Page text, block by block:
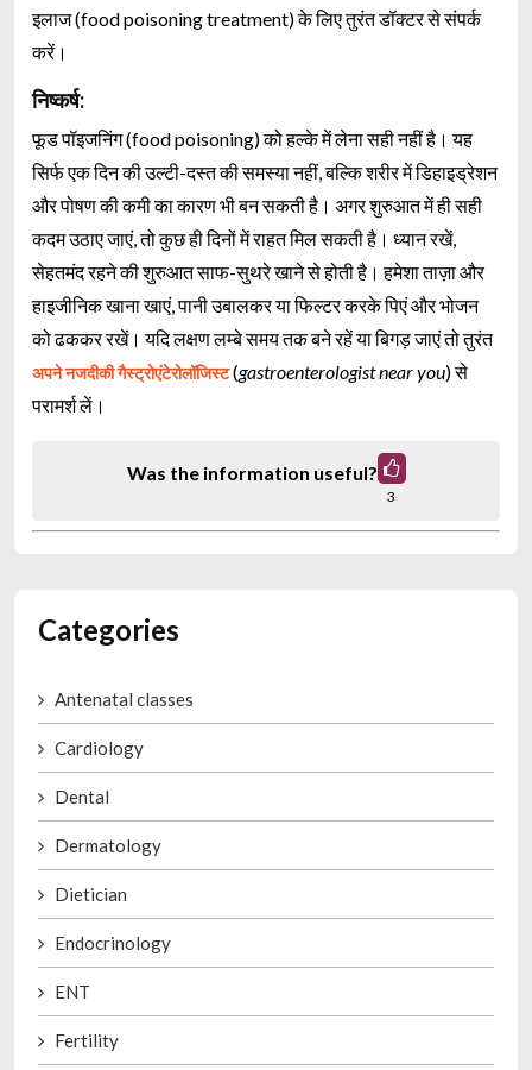
इलाज (food poisoning treatment) के लिए तुरंत डॉक्टर से संपर्क
करें।
निष्कर्ष:
फूड पॉइजनिंग (food poisoning) को हल्के में लेना सही नहीं है। यह
सिर्फ एक दिन की उल्टी-दस्त की समस्या नहीं, बल्कि शरीर में डिहाइड्रेशन
और पोषण की कमी का कारण भी बन सकती है। अगर शुरुआत में ही सही
कदम उठाए जाएं, तो कुछ ही दिनों में राहत मिल सकती है। ध्यान रखें,
सेहतमंद रहने की शुरुआत साफ-सुथरे खाने से होती है। हमेशा ताज़ा और
हाइजीनिक खाना खाएं, पानी उबालकर या फिल्टर करके पिएं और भोजन
को ढककर रखें। यदि लक्षण लम्बे समय तक बने रहें या बिगड़ जाएं तो तुरंत
अपने नजदीकी गैस्ट्रोएंटेरोलॉजिस्ट(gastroenterologist near you) से
परामर्श लें।
Was the information useful?
3
Categories
Antenatal classes
Cardiology
Dental
Dermatology
Dietician
Endocrinology
ENT
Fertility